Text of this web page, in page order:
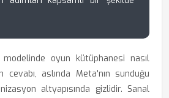
oyun kütüphanesi nasıl
cevabı, aslında Meta'nın sunduğu
altyapısında gizlidir. Sanal